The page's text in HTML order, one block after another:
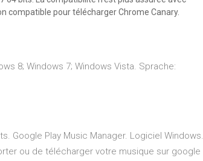
compatible pour télécharger Chrome Canary.
8; Windows 7; Windows Vista. Sprache:
Google Play Music Manager. Logiciel Windows.
ou de télécharger votre musique sur google